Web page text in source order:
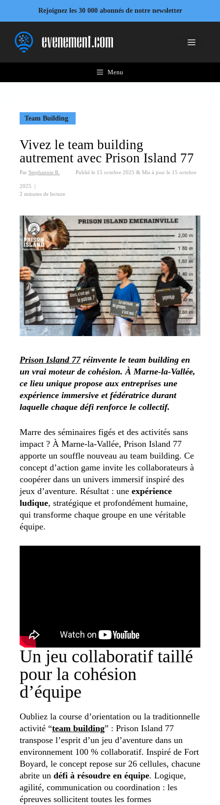
contenu
Rejoignez les 30 000 abonnés de notre newsletter
Menu
Menu
Team Building
Vivez le team building
autrement avec Prison Island 77
Par Stephannie R. Publié le 15 octobre 2025 & Mis à jour le 15 octobre
2025 |
2 minutes de lecture
Prison Island 77réinvente le team building en
un vrai moteur de cohésion. À Marne-la-Vallée,
ce lieu unique propose aux entreprises une
expérience immersive et fédératrice durant
laquelle chaque défi renforce le collectif.
Marre des séminaires figés et des activités sans
impact ? À Marne-la-Vallée, Prison Island 77
apporte un souffle nouveau au team building. Ce
concept d’action game invite les collaborateurs à
coopérer dans un univers immersif inspiré des
jeux d’aventure. Résultat : une expérience
ludique, stratégique et profondément humaine,
qui transforme chaque groupe en une véritable
équipe.
Un jeu collaboratif taillé
pour la cohésion
d’équipe
Oubliez la course d’orientation ou la traditionnelle
activité “team building” : Prison Island 77
transpose l’esprit d’un jeu d’aventure dans un
environnement 100 % collaboratif. Inspiré de Fort
Boyard, le concept repose sur 26 cellules, chacune
abrite un défi à résoudre en équipe. Logique,
agilité, communication ou coordination : les
épreuves sollicitent toutes les formes